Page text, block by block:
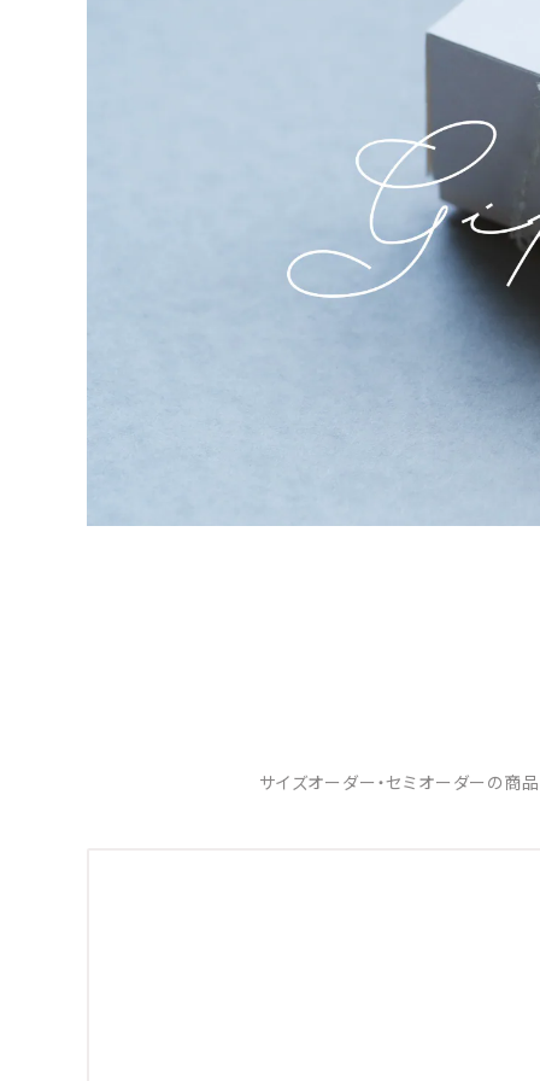
サイズオーダー・セミオーダーの商